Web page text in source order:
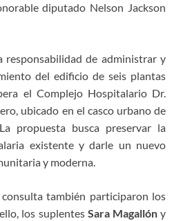
diputado Nelson Jackson
responsabilidad de administrar y
del edificio de seis plantas
el Complejo Hospitalario Dr.
ubicado en el casco urbano de
propuesta busca preservar la
existente y darle un nuevo
y moderna.
también participaron los
los suplentes Sara Magallóny